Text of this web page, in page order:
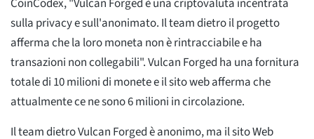
CoinCodex, "Vulcan Forged è una criptovaluta incentrata
sulla privacy e sull'anonimato. Il team dietro il progetto
afferma che la loro moneta non è rintracciabile e ha
transazioni non collegabili". Vulcan Forged ha una fornitura
totale di 10 milioni di monete e il sito web afferma che
attualmente ce ne sono 6 milioni in circolazione.
Il team dietro Vulcan Forged è anonimo, ma il sito Web